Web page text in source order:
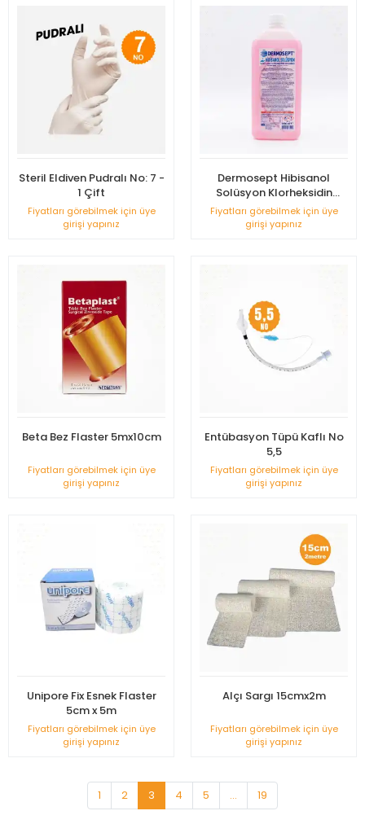
Steril Eldiven Pudralı No: 7 -
1 Çift
Fiyatları görebilmek için üye
girişi yapınız
Dermosept Hibisanol
Solüsyon Klorheksidin
(CHLORHEXİDİNE %4) 1 LT
Fiyatları görebilmek için üye
girişi yapınız
Beta Bez Flaster 5mx10cm
Fiyatları görebilmek için üye
girişi yapınız
Entübasyon Tüpü Kaflı No
5,5
Fiyatları görebilmek için üye
girişi yapınız
Unipore Fix Esnek Flaster
5cm x 5m
Fiyatları görebilmek için üye
girişi yapınız
Alçı Sargı 15cmx2m
Fiyatları görebilmek için üye
girişi yapınız
1 2 3 4 5 ... 19